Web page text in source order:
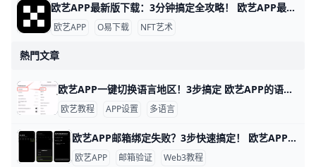
欧艺APP最新版下载：3分钟搞定全攻略！ 欧艺APP最新版下载全指南 想下载欧艺APP最新版吗？它属于O易歐yi生态的艺术类应用，现在最新版是v6.135.1（安卓）或App Store对应iOS版，2026年更新支持更多NFT艺术浏览和交易功能。
欧艺APP O易下载 NFT艺术
熱門文章
欧艺APP一键切换语言地区！3步搞定 欧艺APP的语言和地区切换非常简单，只需几步就能搞定，让你用母语界面更舒服。举个例子，如果你手机是英文版，想改成简体中文，整个过程不到1分钟。
欧艺教程 APP设置 多语言
欧艺APP邮箱绑定失败？3步快速搞定！ 欧艺APP无法绑定邮箱是很多用户遇到的常见问题，通常因为网络限制、邮箱服务商屏蔽或APP缓存问题导致。好消息是，通过简单步骤就能解决。下面我们一步步来试试。
欧艺APP 邮箱验证 Web3教程